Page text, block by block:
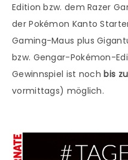
Edition bzw. dem Razer
der Pokémon Kanto
Gaming-Maus plus
bzw. Gengar-Pokémon-
Gewinnspiel ist nochbis
vormittags) möglich.